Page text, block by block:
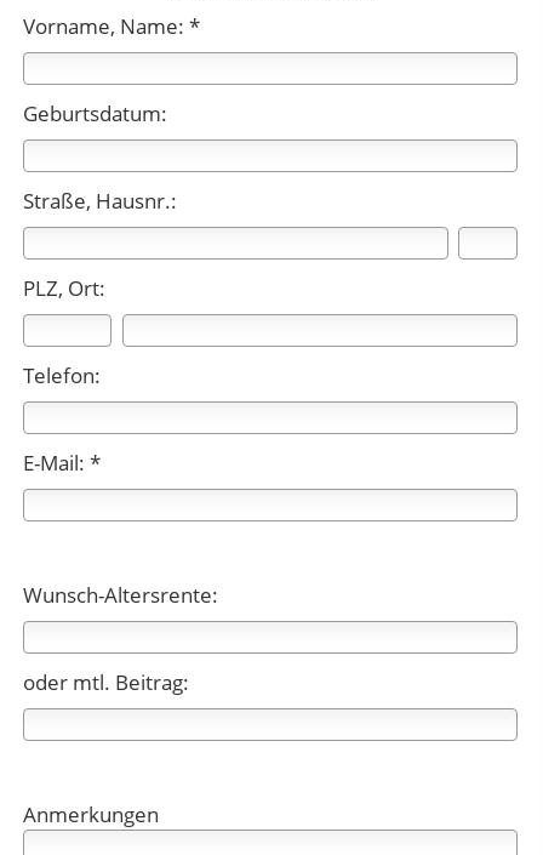
Vorname, Name: *
Geburtsdatum:
Straße, Hausnr.:
PLZ, Ort:
Telefon:
E-Mail: *
Wunsch-Altersrente:
oder mtl. Beitrag:
Anmerkungen